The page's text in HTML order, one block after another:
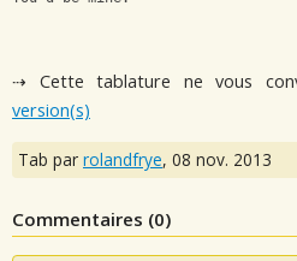
⇢ Cette tablature ne vous
version(s)
Tab par rolandfrye, 08 nov. 2013
Commentaires (0)